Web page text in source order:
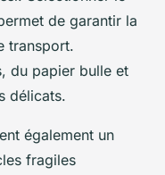
de garantir la
transport.
du papier bulle et
délicats.
également un
fragiles